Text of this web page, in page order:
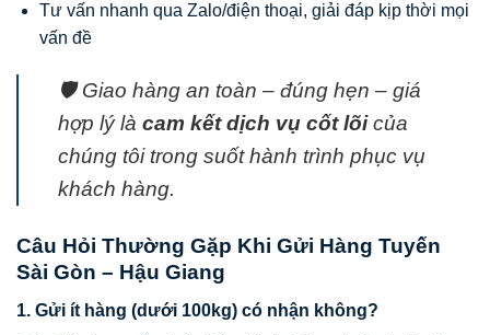
Tư vấn nhanh qua Zalo/điện thoại, giải đáp kịp thời mọi
vấn đề
🛡️ Giao hàng an toàn – đúng hẹn – giá
hợp lý là cam kết dịch vụ cốt lõicủa
chúng tôi trong suốt hành trình phục vụ
khách hàng.
Câu Hỏi Thường Gặp Khi Gửi Hàng Tuyến
Sài Gòn – Hậu Giang
1. Gửi ít hàng (dưới 100kg) có nhận không?